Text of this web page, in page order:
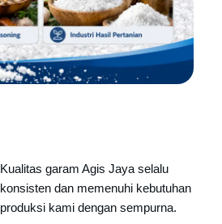
Kualitas garam Agis Jaya selalu
konsisten dan memenuhi kebutuhan
produksi kami dengan sempurna.